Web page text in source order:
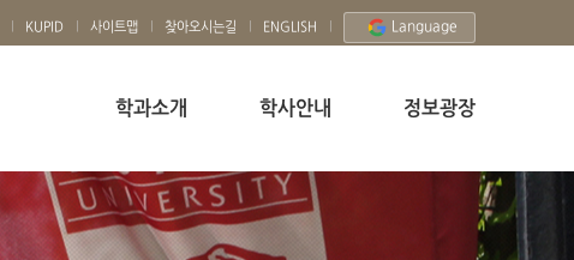
KUPID 사이트맵 찾아오시는길 ENGLISH Language
학과소개 학사안내 정보광장